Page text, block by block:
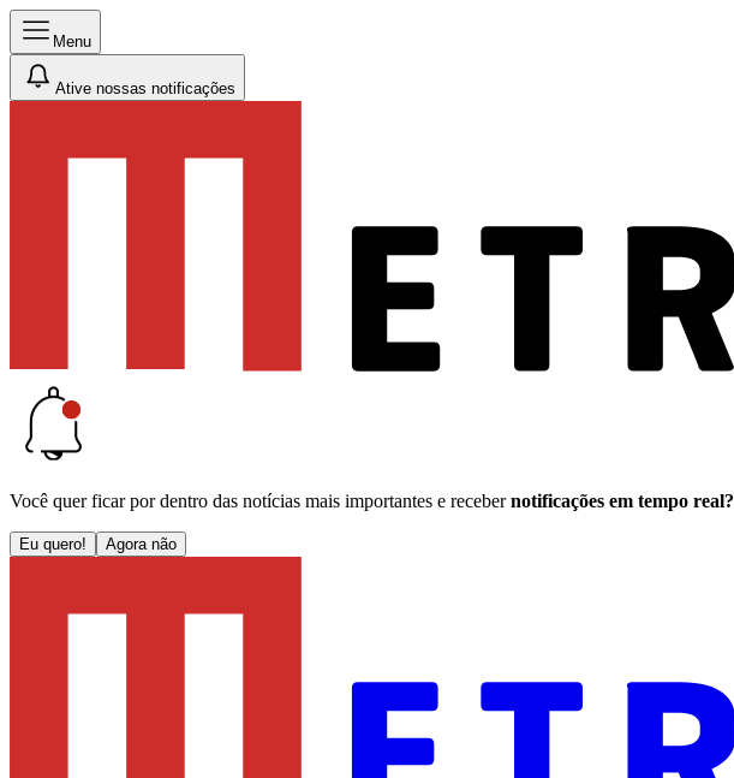
Menu
Ative nossas notificações
Você quer ficar por dentro das notícias mais importantes e receber notificações em tempo real?
Eu quero! Agora não